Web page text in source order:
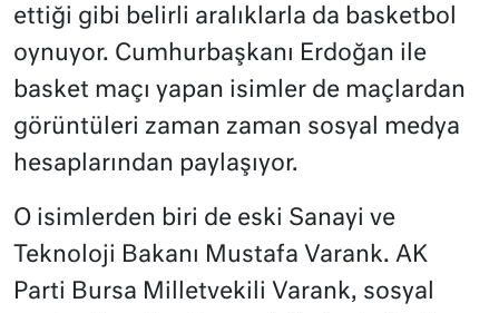
ettiği gibi belirli aralıklarla da basketbol
oynuyor. Cumhurbaşkanı Erdoğan ile
basket maçı yapan isimler de maçlardan
görüntüleri zaman zaman sosyal medya
hesaplarından paylaşıyor.
O isimlerden biri de eski Sanayi ve
Teknoloji Bakanı Mustafa Varank. AK
Parti Bursa Milletvekili Varank, sosyal